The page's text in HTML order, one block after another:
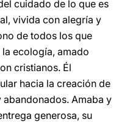
cuidado de lo que es
vivida con alegría y
de todos los que
ecología, amado
cristianos. Él
hacia la creación de
Amaba y
generosa, su